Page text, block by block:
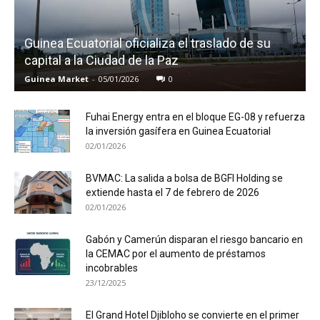
Guinea Ecuatorial oficializa el traslado de su
capital a la Ciudad de la Paz
Guinea Market - 05/01/2026 0
Fuhai Energy entra en el bloque EG-08 y refuerza
la inversión gasífera en Guinea Ecuatorial
02/01/2026
BVMAC: La salida a bolsa de BGFI Holding se
extiende hasta el 7 de febrero de 2026
02/01/2026
Gabón y Camerún disparan el riesgo bancario en
la CEMAC por el aumento de préstamos
incobrables
23/12/2025
El Grand Hotel Djibloho se convierte en el primer